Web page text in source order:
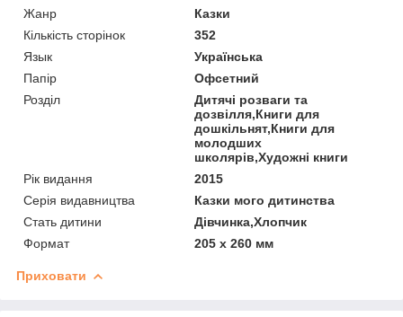
Жанр
Казки
Кількість сторінок
352
Язык
Українська
Папір
Офсетний
Розділ
Дитячі розваги та
дозвілля,Книги для
дошкільнят,Книги для
молодших
школярів,Художні книги
Рік видання
2015
Серія видавництва
Казки мого дитинства
Стать дитини
Дівчинка,Хлопчик
Формат
205 x 260 мм
Приховати